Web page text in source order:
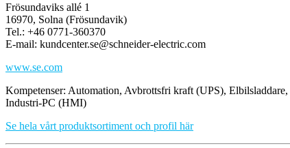
Frösundaviks allé 1
16970, Solna (Frösundavik)
Tel.: +46 0771-360370
E-mail: kundcenter.se@schneider-electric.com
www.se.com
Kompetenser: Automation, Avbrottsfri kraft (UPS),
Industri-PC (HMI)
Se hela vårt produktsortiment och profil här